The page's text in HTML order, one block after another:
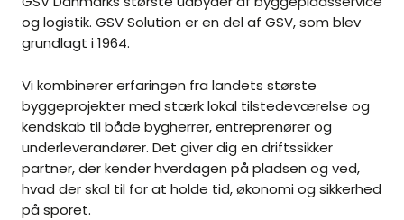
og logistik. GSV Solution er en del af GSV, som blev
grundlagt i 1964.
Vi kombinerer erfaringen fra landets største
byggeprojekter med stærk lokal tilstedeværelse og
kendskab til både bygherrer, entreprenører og
underleverandører. Det giver dig en driftssikker
partner, der kender hverdagen på pladsen og ved,
hvad der skal til for at holde tid, økonomi og sikkerhed
på sporet.